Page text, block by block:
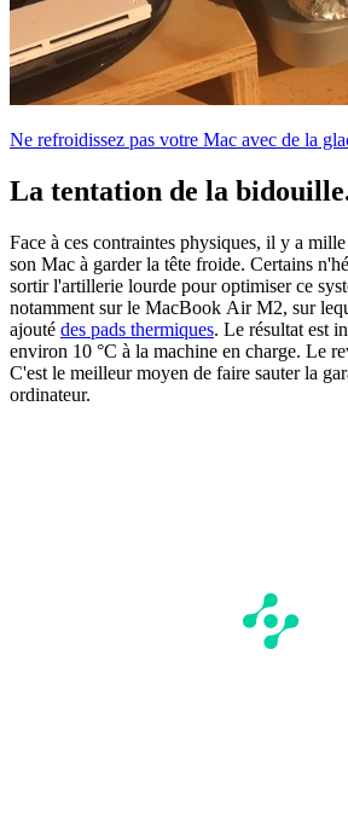
Ne refroidissez pas votre Mac avec de la
La tentation de la
Face à ces contraintes physiques, il y a
son Mac à garder la tête froide. Certains
sortir l'artillerie lourde pour optimiser ce
notamment sur le MacBook Air M2, sur
ajouté des pads thermiques. Le résultat est
environ 10 °C à la machine en charge. Le
C'est le meilleur moyen de faire sauter la
ordinateur.